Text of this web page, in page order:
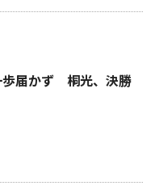
届かず 桐光、決勝